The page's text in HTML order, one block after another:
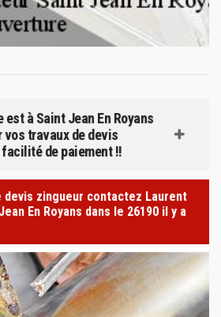
à Saint Jean En Royans
vos travaux de devis
de paiement !!
devis zingueur contactez Laurent
En Royans dans le 26190 il y a